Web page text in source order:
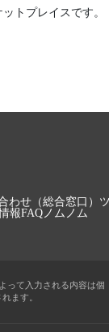
トプレイスです。
わせ（総合窓口）
報FAQノムノム
って入力される内容は個
ます。